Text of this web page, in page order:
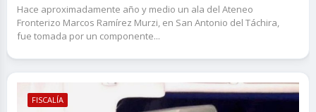
Hace aproximadamente año y medio un ala del Ateneo
Fronterizo Marcos Ramírez Murzi, en San Antonio del Táchira,
fue tomada por un componente...
FISCALÍA